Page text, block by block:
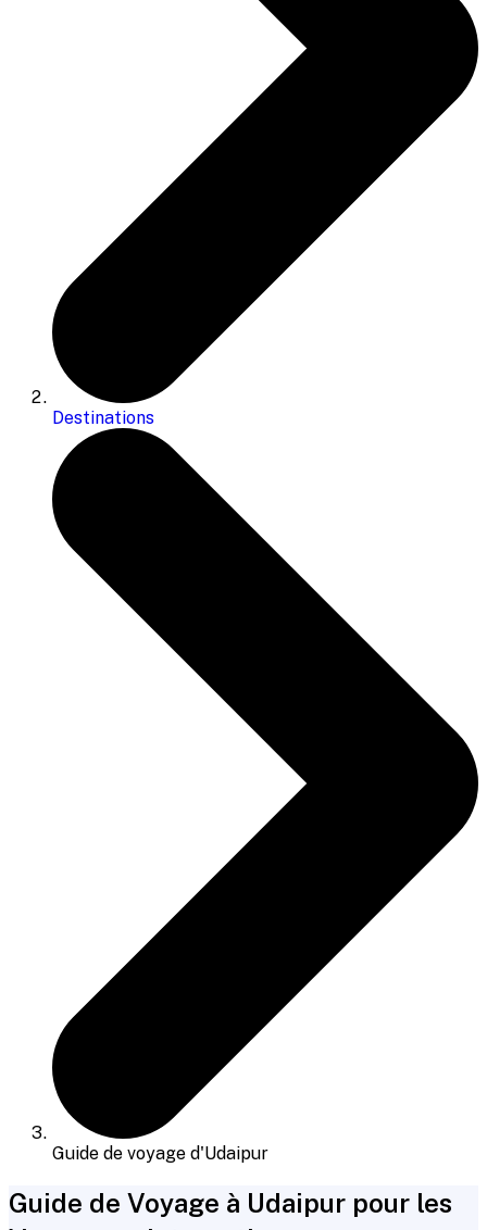
Destinations
Guide de voyage d'Udaipur
Guide de Voyage à Udaipur pour les